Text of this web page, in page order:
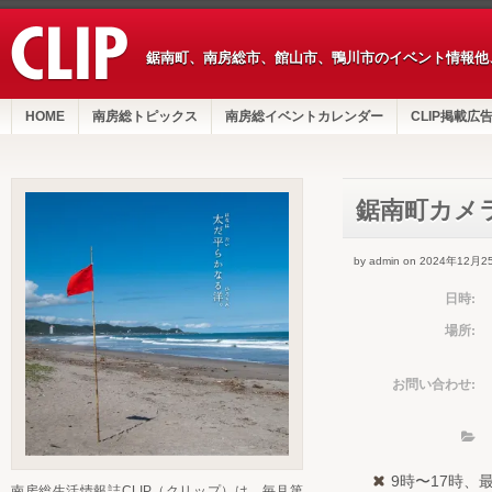
鋸南町、南房総市、館山市、鴨川市のイベント情報
HOME 南房総トピックス 南房総イベントカレンダー CLIP掲載広告
鋸南町カメ
by admin on 2024年12月
日時:
場所:
お問い合わせ:
9時〜17時、